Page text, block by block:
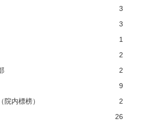
3
3
1
2
2
9
院内標榜）
2
26